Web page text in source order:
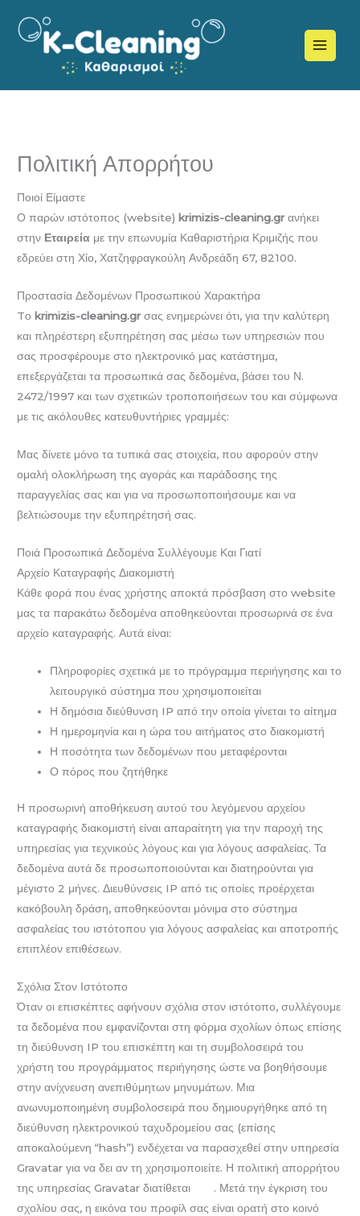
περιεχόμενο
Πολιτική Απορρήτου
Ποιοί Είμαστε
Ο παρών ιστότοπος (website) krimizis-cleaning.grανήκει
στην Εταιρεία με την επωνυμία Καθαριστήρια Κριμιζής που
εδρεύει στη Χίο, Χατζηφραγκούλη Ανδρεάδη 67, 82100.
Προστασία Δεδομένων Προσωπικού Χαρακτήρα
Tο krimizis-cleaning.grσας ενημερώνει ότι, για την καλύτερη
και πληρέστερη εξυπηρέτηση σας μέσω των υπηρεσιών που
σας προσφέρουμε στο ηλεκτρονικό μας κατάστημα,
επεξεργάζεται τα προσωπικά σας δεδομένα, βάσει του Ν.
2472/1997 και των σχετικών τροποποιήσεων του και σύμφωνα
με τις ακόλουθες κατευθυντήριες γραμμές:
Μας δίνετε μόνο τα τυπικά σας στοιχεία, που αφορούν στην
ομαλή ολοκλήρωση της αγοράς και παράδοσης της
παραγγελίας σας και για να προσωποποιήσουμε και να
βελτιώσουμε την εξυπηρέτησή σας.
Ποιά Προσωπικά Δεδομένα Συλλέγουμε Και Γιατί
Αρχείο Καταγραφής Διακομιστή
Κάθε φορά που ένας χρήστης αποκτά πρόσβαση στο website
μας τα παρακάτω δεδομένα αποθηκεύονται προσωρινά σε ένα
αρχείο καταγραφής. Αυτά είναι:
Πληροφορίες σχετικά με το πρόγραμμα περιήγησης και το
λειτουργικό σύστημα που χρησιμοποιείται
Η δημόσια διεύθυνση IP από την οποία γίνεται το αίτημα
Η ημερομηνία και η ώρα του αιτήματος στο διακομιστή
Η ποσότητα των δεδομένων που μεταφέρονται
Ο πόρος που ζητήθηκε
Η προσωρινή αποθήκευση αυτού του λεγόμενου αρχείου
καταγραφής διακομιστή είναι απαραίτητη για την παροχή της
υπηρεσίας για τεχνικούς λόγους και για λόγους ασφαλείας. Τα
δεδομένα αυτά δε προσωποποιούνται και διατηρούνται για
μέγιστο 2 μήνες. Διευθύνσεις IP από τις οποίες προέρχεται
κακόβουλη δράση, αποθηκεύονται μόνιμα στο σύστημα
ασφαλείας του ιστότοπου για λόγους ασφαλείας και αποτροπής
επιπλέον επιθέσεων.
Σχόλια Στον Ιστότοπο
Όταν οι επισκέπτες αφήνουν σχόλια στον ιστότοπο, συλλέγουμε
τα δεδομένα που εμφανίζονται στη φόρμα σχολίων όπως επίσης
τη διεύθυνση IP του επισκέπτη και τη συμβολοσειρά του
χρήστη του προγράμματος περιήγησης ώστε να βοηθήσουμε
στην ανίχνευση ανεπιθύμητων μηνυμάτων. Μια
ανωνυμοποιημένη συμβολοσειρά που δημιουργήθηκε από τη
διεύθυνση ηλεκτρονικού ταχυδρομείου σας (επίσης
αποκαλούμενη “hash”) ενδέχεται να παρασχεθεί στην υπηρεσία
Gravatar για να δει αν τη χρησιμοποιείτε. Η πολιτική απορρήτου
της υπηρεσίας Gravatar διατίθεται
. Μετά την έγκριση του
σχολίου σας, η εικόνα του προφίλ σας είναι ορατή στο κοινό